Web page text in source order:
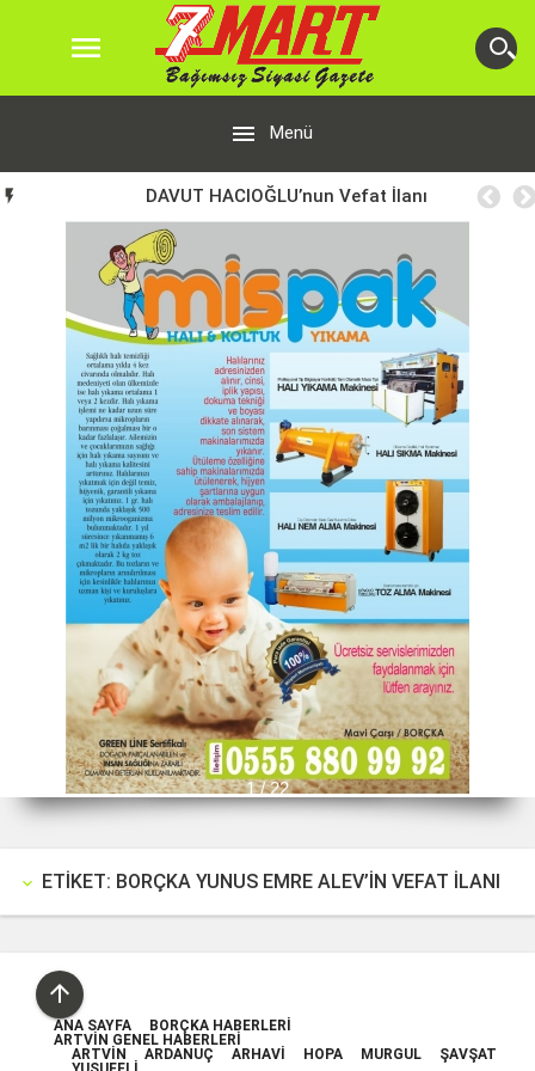

 Menü
 DAVUT HACIOĞLU’nun Vefat İlanı
1 / 22
keyboard_arrow_down ETIKET: BORÇKA YUNUS EMRE ALEV’IN VEFAT İLANI

ANA SAYFA
BORÇKA HABERLERI
ARTVIN GENEL HABERLERI
ARTVIN
ARDANUÇ ARHAVI HOPA MURGUL
ŞAVŞAT